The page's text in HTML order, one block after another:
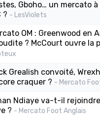
Gboho… un mercato à
? - LesViolets
OM : Greenwood en
? McCourt ouvre la
Grealish convoité,
craquer ? - Mercato
Ndiaye va-t-il
? - Mercato Foot Anglais